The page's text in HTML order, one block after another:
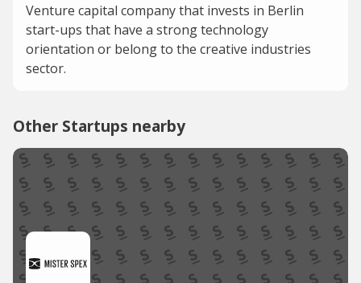
Venture capital company that invests in Berlin
start-ups that have a strong technology
orientation or belong to the creative industries
sector.
Other Startups nearby